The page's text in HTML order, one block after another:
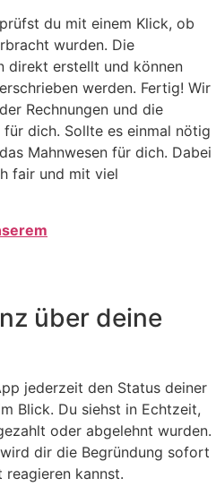
du mit einem Klick, ob
wurden. Die
direkt erstellt und können
werden. Fertig! Wir
Rechnungen und die
für dich. Sollte es einmal nötig
Mahnwesen für dich. Dabei
fair und mit viel
über deine
jederzeit den Status deiner
Blick. Du siehst in Echtzeit,
oder abgelehnt wurden.
dir die Begründung sofort
kannst.